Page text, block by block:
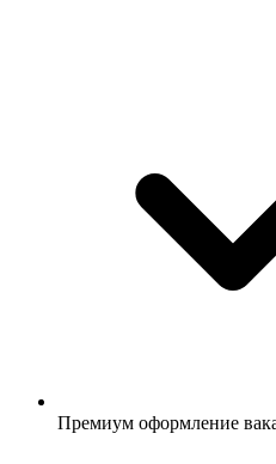
Премиум оформление